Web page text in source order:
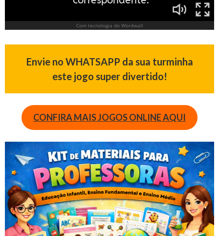
Envie no WHATSAPP da sua turminha
este jogo super divertido!
CONFIRA MAIS JOGOS ONLINE AQUI